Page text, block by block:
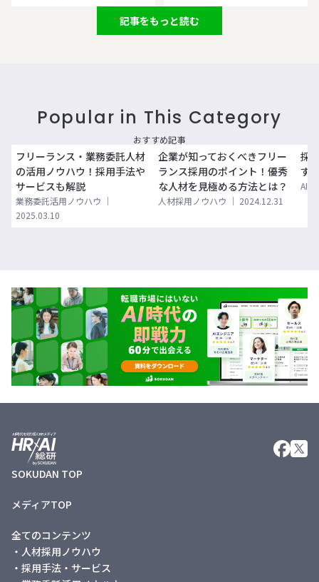
記事をもっと読む
Popular in This Category
おすすめ記事
フリーランス・業務委託人材
の活用ノウハウ！採用手法や
サービスも解説
業務委託活用ノウハウ ｜
2025.03.10
企業が知っておくべきフリー
ランス採用のポイント！優秀
な人材を見極める方法とは？
人材採用ノウハウ ｜ 2024.12.31
採
す
AI・
SOKUDAN TOP
メディアTOP
全てのコンテンツ
・人材採用ノウハウ
・採用手法・サービス